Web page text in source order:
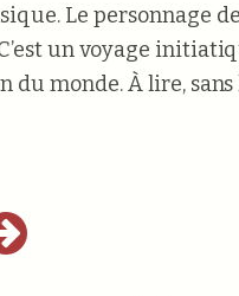
Le personnage
un voyage
du monde. À lire,